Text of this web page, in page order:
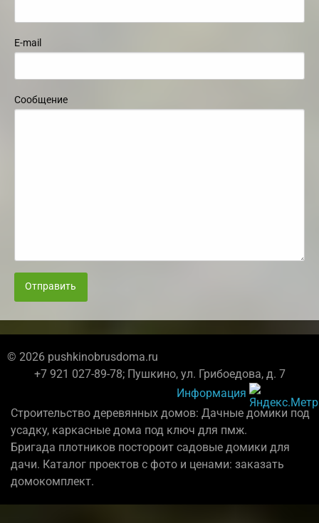
E-mail
Сообщение
Отправить
© 2026 pushkinobrusdoma.ru
+7 921 027-89-78; Пушкино, ул. Грибоедова, д. 7
Информация
Строительство деревянных домов: Дачные домики под
усадку, каркасные дома под ключ для пмж.
Бригада плотников постороит садовые домики для
дачи. Каталог проектов с фото и ценами: заказать
домокомплект.